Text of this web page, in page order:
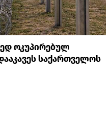
ოკუპირებულ
საქართველოს